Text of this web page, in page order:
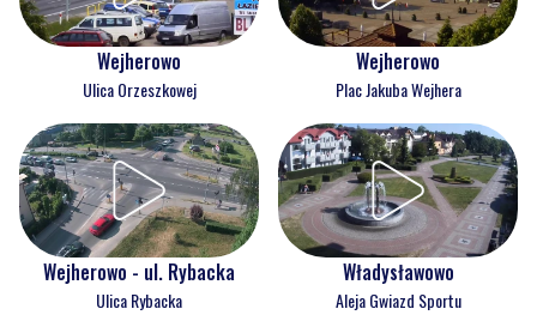
Wejherowo
Ulica Orzeszkowej
Wejherowo
Plac Jakuba Wejhera
Wejherowo - ul. Rybacka
Ulica Rybacka
Władysławowo
Aleja Gwiazd Sportu